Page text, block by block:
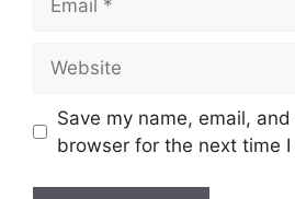
Save my name, email,
browser for the next time I